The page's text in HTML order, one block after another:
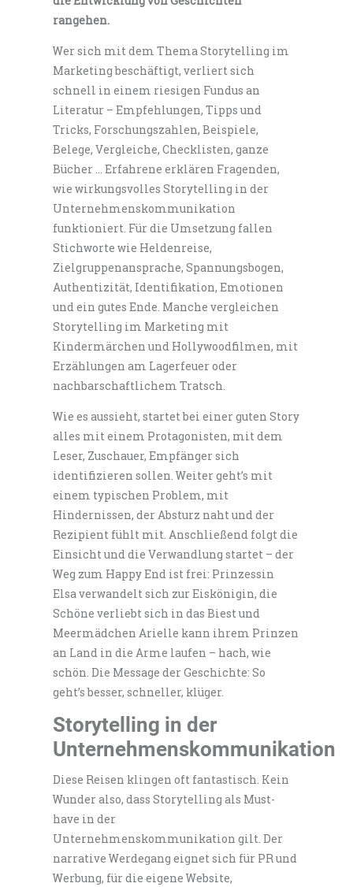
rangehen.
Wer sich mit dem Thema Storytelling im
Marketing beschäftigt, verliert sich
schnell in einem riesigen Fundus an
Literatur – Empfehlungen, Tipps und
Tricks, Forschungszahlen, Beispiele,
Belege, Vergleiche, Checklisten, ganze
Bücher … Erfahrene erklären Fragenden,
wie wirkungsvolles Storytelling in der
Unternehmenskommunikation
funktioniert. Für die Umsetzung fallen
Stichworte wie Heldenreise,
Zielgruppenansprache, Spannungsbogen,
Authentizität, Identifikation, Emotionen
und ein gutes Ende. Manche vergleichen
Storytelling im Marketing mit
Kindermärchen und Hollywoodfilmen, mit
Erzählungen am Lagerfeuer oder
nachbarschaftlichem Tratsch.
Wie es aussieht, startet bei einer guten Story
alles mit einem Protagonisten, mit dem
Leser, Zuschauer, Empfänger sich
identifizieren sollen. Weiter geht’s mit
einem typischen Problem, mit
Hindernissen, der Absturz naht und der
Rezipient fühlt mit. Anschließend folgt die
Einsicht und die Verwandlung startet – der
Weg zum Happy End ist frei: Prinzessin
Elsa verwandelt sich zur Eiskönigin, die
Schöne verliebt sich in das Biest und
Meermädchen Arielle kann ihrem Prinzen
an Land in die Arme laufen – hach, wie
schön. Die Message der Geschichte: So
geht’s besser, schneller, klüger.
Storytelling in der
Unternehmenskommunikation
Diese Reisen klingen oft fantastisch. Kein
Wunder also, dass Storytelling als Must-
have in der
Unternehmenskommunikation gilt. Der
narrative Werdegang eignet sich für PR und
Werbung, für die eigene Website,